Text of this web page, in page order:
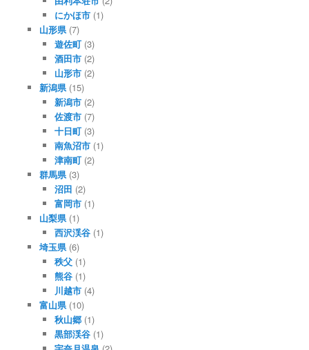
にかほ市 (1)
山形県(7)
遊佐町 (3)
酒田市 (2)
山形市 (2)
新潟県(15)
新潟市 (2)
佐渡市 (7)
十日町 (3)
南魚沼市 (1)
津南町 (2)
群馬県(3)
沼田 (2)
富岡市 (1)
山梨県(1)
西沢渓谷 (1)
埼玉県(6)
秩父 (1)
熊谷 (1)
川越市 (4)
富山県(10)
秋山郷 (1)
黒部渓谷 (1)